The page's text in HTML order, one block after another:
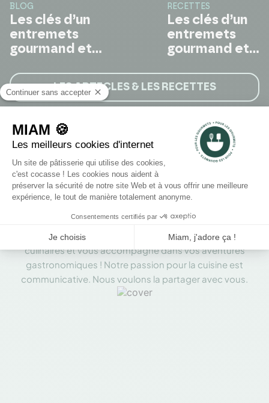
Précédent
BLOG
Les clés d’un
entremets
gourmand et
RECETTES
Les clés d’un
entremets
gourmand et
LES ARTICLES & LES RECETTES
Notre Mission
Tout le monde a le droit de
briller en cuisine.
Nous mettons tout en œuvre pour vous aider à
réussir. Pour Les Gourmets donne vie à vos idées
culinaires et vous accompagne dans vos aventures
gastronomiques ! Notre passion pour la cuisine est
communicative. Nous voulons la partager avec vous.